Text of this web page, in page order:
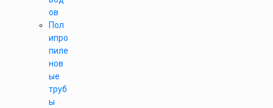
ов
Пол
ипро
пиле
нов
ые
труб
ы